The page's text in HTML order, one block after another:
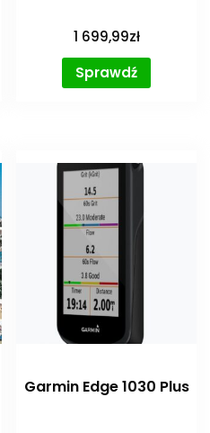
1 699,99zł
Sprawdź
Garmin Edge 1030 Plus